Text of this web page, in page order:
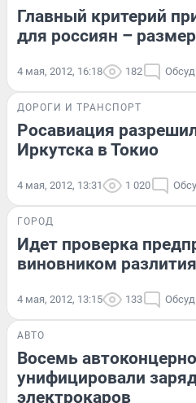
Главный критерий
для россиян –
4 мая, 2012, 16:18 182
ДОРОГИ И ТРАНСПОРТ
Росавиация
Иркутска в Токио
4 мая, 2012, 13:31 1 020
ГОРОД
Идет проверка
виновником
4 мая, 2012, 13:15 133
АВТО
Восемь
унифицировали
электрокаров